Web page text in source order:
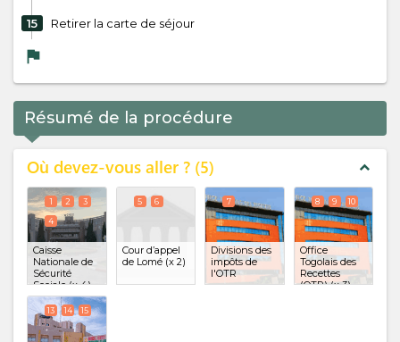
15 Retirer la carte de séjour
flag
Résumé de la procédure
Où devez-vous aller ? 5 expand_less
Caisse
Nationale de
Sécurité
Sociale(x 4)
1 2
3
4
Cour d’appel
de Lomé(x 2)
5 6
Divisions des
impôts de
l'OTR
7
Office
Togolais des
Recettes
(OTR)(x 3)
8 9 10
13 14 15